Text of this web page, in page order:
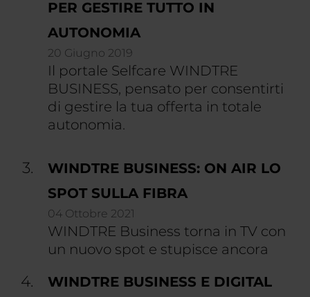
PER GESTIRE TUTTO IN
AUTONOMIA
20 Giugno 2019
Il portale Selfcare WINDTRE
BUSINESS, pensato per consentirti
di gestire la tua offerta in totale
autonomia.
WINDTRE BUSINESS: ON AIR LO
SPOT SULLA FIBRA
04 Ottobre 2021
WINDTRE Business torna in TV con
un nuovo spot e stupisce ancora
WINDTRE BUSINESS E DIGITAL